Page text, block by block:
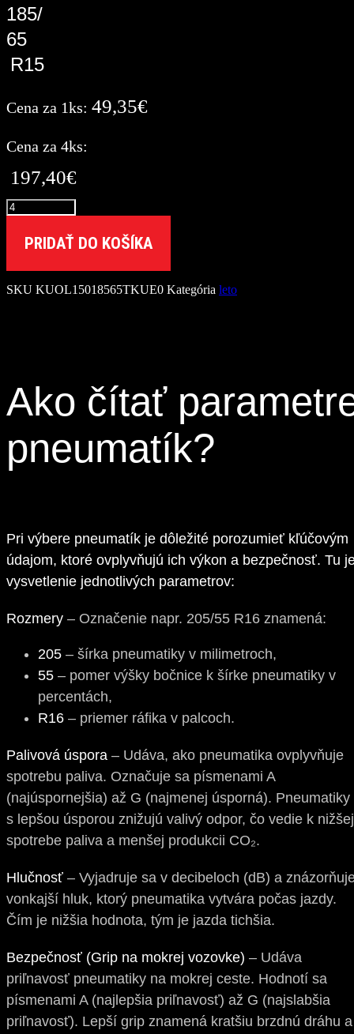
185/
65
R15
Cena za 1ks: 49,35€
Cena za 4ks:
197,40€
množstvo
Kumho
R15
[88]
PRIDAŤ DO KOŠÍKA
SKU KUOL15018565TKUE0 Kategória leto
Ako čítať
pneumatík?
Pri výbere pneumatík je dôležité porozumieť kľúčovým
údajom, ktoré ovplyvňujú ich výkon a bezpečnosť. Tu
vysvetlenie jednotlivých parametrov:
Rozmery – Označenie napr. 205/55 R16 znamená:
205 – šírka pneumatiky v milimetroch,
55 – pomer výšky bočnice k šírke pneumatiky v
percentách,
R16 – priemer ráfika v palcoch.
Palivová úspora – Udáva, ako pneumatika ovplyvňuje
spotrebu paliva. Označuje sa písmenami A
(najúspornejšia) až G (najmenej úsporná). Pneumatiky
s lepšou úsporou znižujú valivý odpor, čo vedie k nižšej
spotrebe paliva a menšej produkcii CO₂.
Hlučnosť – Vyjadruje sa v decibeloch (dB) a
vonkajší hluk, ktorý pneumatika vytvára počas jazdy.
Čím je nižšia hodnota, tým je jazda tichšia.
Bezpečnosť (Grip na mokrej vozovke) – Udáva
priľnavosť pneumatiky na mokrej ceste. Hodnotí sa
písmenami A (najlepšia priľnavosť) až G (najslabšia
priľnavosť). Lepší grip znamená kratšiu brzdnú dráhu a